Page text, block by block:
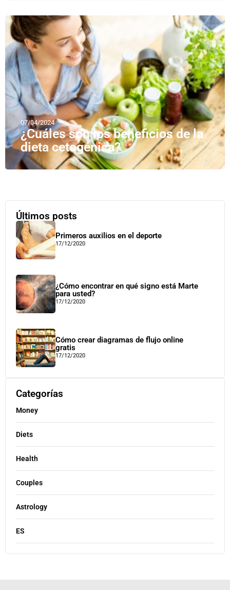
07/04/2024
¿Cuáles son los beneficios de la
dieta cetogénica?
Últimos posts
Primeros auxilios en el deporte
17/12/2020
¿Cómo encontrar en qué signo está Marte
para usted?
17/12/2020
Cómo crear diagramas de flujo online
gratis
17/12/2020
Categorías
Money
Diets
Health
Couples
Astrology
ES